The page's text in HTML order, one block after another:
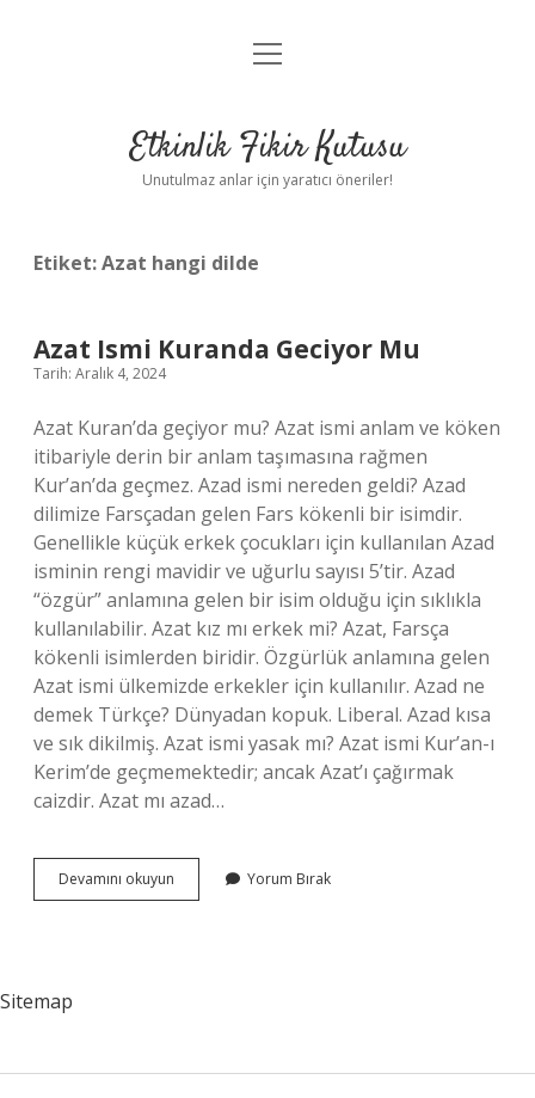
Anasayfa
Yasal Uyarı
menüyü
Etkinlik Fikir Kutusu
Unutulmaz anlar için yaratıcı öneriler!
Etiket:Azat hangi dilde
Azat Ismi Kuranda Geciyor Mu
Tarih: Aralık 4, 2024
Azat Kuran’da geçiyor mu? Azat ismi anlam ve köken
itibariyle derin bir anlam taşımasına rağmen
Kur’an’da geçmez. Azad ismi nereden geldi? Azad
dilimize Farsçadan gelen Fars kökenli bir isimdir.
Genellikle küçük erkek çocukları için kullanılan Azad
isminin rengi mavidir ve uğurlu sayısı 5’tir. Azad
“özgür” anlamına gelen bir isim olduğu için sıklıkla
kullanılabilir. Azat kız mı erkek mi? Azat, Farsça
kökenli isimlerden biridir. Özgürlük anlamına gelen
Azat ismi ülkemizde erkekler için kullanılır. Azad ne
demek Türkçe? Dünyadan kopuk. Liberal. Azad kısa
ve sık dikilmiş. Azat ismi yasak mı? Azat ismi Kur’an-ı
Kerim’de geçmemektedir; ancak Azat’ı çağırmak
caizdir. Azat mı azad…
Devamını okuyun
Ismi
Yorum Bırak
Sitemap